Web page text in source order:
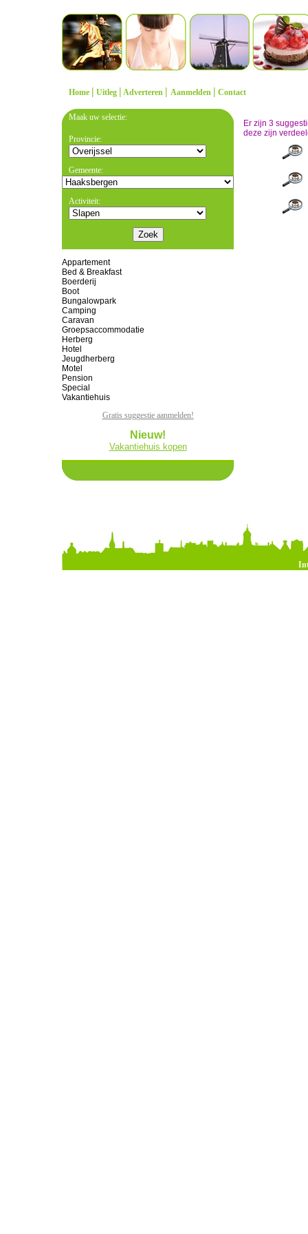
Home | Uitleg | Adverteren | Aanmelden | Contact
Maak uw selectie:
Provincie:
Gemeente:
Activiteit:
Appartement
Bed & Breakfast
Boerderij
Boot
Bungalowpark
Camping
Caravan
Groepsaccommodatie
Herberg
Hotel
Jeugdherberg
Motel
Pension
Special
Vakantiehuis
Gratis suggestie aanmelden!
Nieuw!
Vakantiehuis kopen
Er zijn 3
deze zijn